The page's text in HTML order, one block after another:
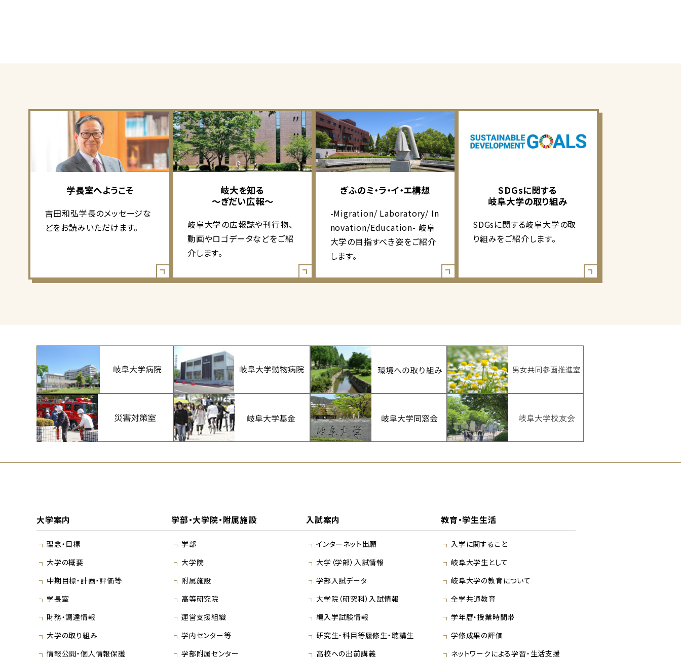
学長室へようこそ
吉田和弘学長のメッセージな
どをお読みいただけます。
岐大を知る
～ぎだい広報～
岐阜大学の広報誌や刊行物、
動画やロゴデータなどをご紹
介します。
ぎふのミ・ラ・イ・エ構想
-Migration/ Laboratory/ In
novation/Education- 岐阜
大学の目指すべき姿をご紹介
します。
SDGsに関する
岐阜大学の取り組み
SDGsに関する岐阜大学の取
り組みをご紹介します。
大学案内
理念・目標
大学の概要
中期目標・計画・評価等
学長室
財務・調達情報
大学の取り組み
情報公開・個人情報保護
学部・大学院・附属施設
学部
大学院
附属施設
高等研究院
運営支援組織
学内センター等
学部附属センター
入試案内
インターネット出願
大学（学部）入試情報
学部入試データ
大学院（研究科）入試情報
編入学試験情報
研究生・科目等履修生・聴講生
高校への出前講義
教育・学生生活
入学に関すること
岐阜大学生として
岐阜大学の教育について
全学共通教育
学年暦・授業時間帯
学修成果の評価
ネットワークによる学習・生活支援